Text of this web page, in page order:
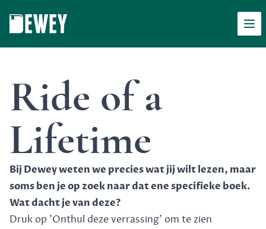
Ride of a
Lifetime
Bij Dewey weten we precies wat jij wilt lezen, maar
soms ben je op zoek naar dat ene specifieke boek.
Wat dacht je van deze?
Druk op 'Onthul deze verrassing' om te zien